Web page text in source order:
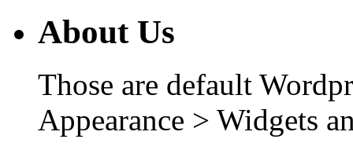
About Us
Those are default
Appearance > Widgets